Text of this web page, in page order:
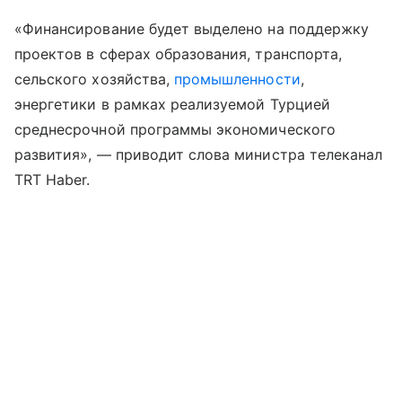
«Финансирование будет выделено на поддержку
проектов в сферах образования, транспорта,
сельского хозяйства, промышленности,
энергетики в рамках реализуемой Турцией
среднесрочной программы экономического
развития», — приводит слова министра телеканал
TRT Haber.